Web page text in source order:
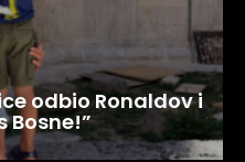
odbio Ronaldov i
Bosne!”